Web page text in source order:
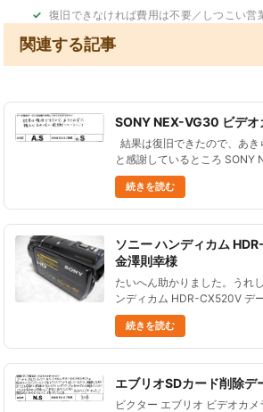
復旧できなければ費用は不要／しつこい営
関連する記事
SONY NEX-VG30 ビデオ
結果は復旧できたので、あ
と感謝しているところ SONY
復元 A.S様 SONY NEX-VG30
が入っているSD......
続きを読む
ソニー ハンディカム
金澤則幸様
たいへん助かりました。うれ
ンディカム HDR-CX520V デ
続きを読む
エブリオSDカード削除デ
ビクター エブリオ ビデオカ